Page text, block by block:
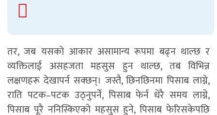
तर, जब यसको आकार असामान्य रूपमा बढ्न थाल्छ र
व्यक्तिलाई असहजता महसुस हुन थाल्छ, तब विभिन्न
लक्षणहरू देखापर्न सक्छन्। जस्तै, छिनछिनमा पिसाब लाग्ने,
राति पटक–पटक उठ्नुपर्ने, पिसाब फेर्न धेरै समय लाग्ने,
पिसाब पूरै ननिस्किएको महसुस हुने, पिसाब फेरिसकेपछि